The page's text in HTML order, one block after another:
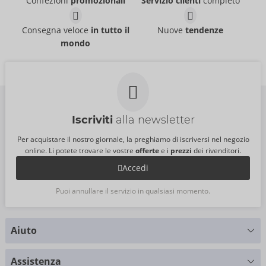
PDX Elite Moto Bator
05912970000
Elite Talk Dirty
Rotobator
PDX Elite
Consegna veloce in tutto il
mondo
Nuovetendenze
Iscrivitialla newsletter
Per acquistare il nostro giornale, la preghiamo di iscriversi nel negozio
online. Li potete trovare le vostre offertee i prezzi dei rivenditori.
Accedi
Puoi annullare il servizio in qualsiasi momento.
Aiuto
Assistenza